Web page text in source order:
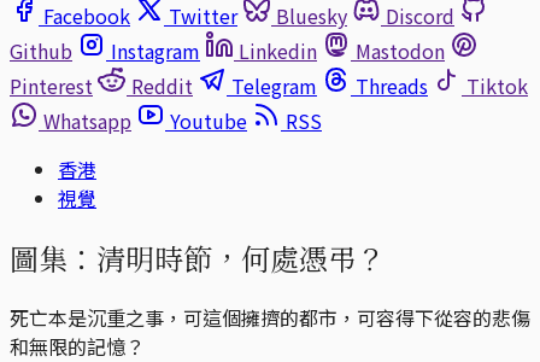
Facebook
Twitter Bluesky
Discord
Github
Instagram Linkedin
Mastodon
Pinterest
Reddit Telegram Threads
Tiktok
Whatsapp
Youtube
RSS
香港
視覺
圖集：清明時節，何處憑弔？
死亡本是沉重之事，可這個擁擠的都市，可容得下從容的悲傷
和無限的記憶？